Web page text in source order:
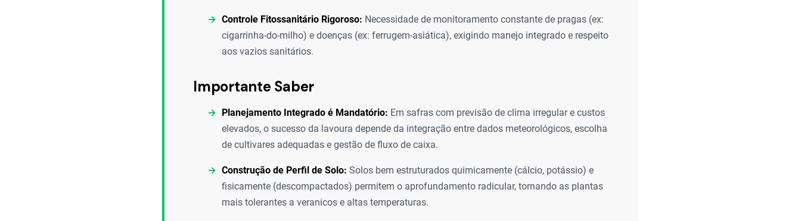
Controle Fitossanitário Rigoroso: Necessidade de monitoramento constante de pragas (ex:
cigarrinha-do-milho) e doenças (ex: ferrugem-asiática), exigindo manejo integrado e respeito
aos vazios sanitários.
Importante Saber
Planejamento Integrado é Mandatório: Em safras com previsão de clima irregular e custos
elevados, o sucesso da lavoura depende da integração entre dados meteorológicos, escolha
de cultivares adequadas e gestão de fluxo de caixa.
Construção de Perfil de Solo: Solos bem estruturados quimicamente (cálcio, potássio) e
fisicamente (descompactados) permitem o aprofundamento radicular, tornando as plantas
mais tolerantes a veranicos e altas temperaturas.